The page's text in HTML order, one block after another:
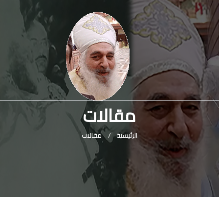
مقالات
الرئيسية / مقالات